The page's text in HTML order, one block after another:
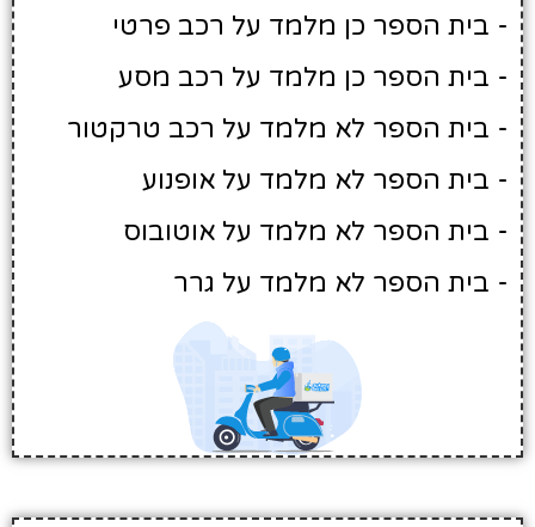
- בית הספר כן מלמד על רכב פרטי
- בית הספר כן מלמד על רכב מסע
- בית הספר לא מלמד על רכב טרקטור
- בית הספר לא מלמד על אופנוע
- בית הספר לא מלמד על אוטובוס
- בית הספר לא מלמד על גרר